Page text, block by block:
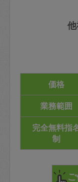
価格
業務範囲
完全無料指
制